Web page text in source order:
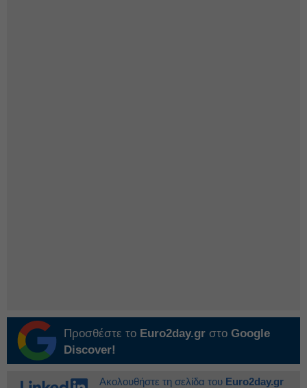
Προσθέστε το Euro2day.gr στο Google
Discover!
Ακολουθήστε τη σελίδα του Euro2day.gr